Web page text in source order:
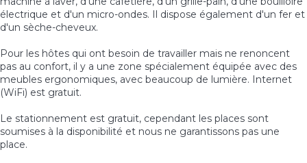
électrique et d'un micro-ondes. Il dispose également d'un fer et
d'un sèche-cheveux.
Pour les hôtes qui ont besoin de travailler mais ne renoncent
pas au confort, il y a une zone spécialement équipée avec des
meubles ergonomiques, avec beaucoup de lumière. Internet
(WiFi) est gratuit.
Le stationnement est gratuit, cependant les places sont
soumises à la disponibilité et nous ne garantissons pas une
place.